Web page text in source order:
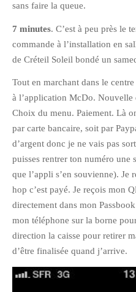
ARCHIVES
avril 2016
février 2016
janvier 2016
octobre 2014
août 2014
mars 2013
janvier 2013
décembre 2012
sans faire la queue.
7 minutes. C’est à peu près le
commande à l’installation en
de Créteil Soleil bondé un
Tout en marchant dans le
à l’application McDo. Nouvelle
Choix du menu. Paiement. Là
par carte bancaire, soit par
d’argent donc je ne vais pas
puisses rentrer ton numéro une
que l’appli s’en souvienne). Je
hop c’est payé. Je reçois mon
directement dans mon
mon téléphone sur la borne
direction la caisse pour retirer
d’être finalisée quand j’arrive.